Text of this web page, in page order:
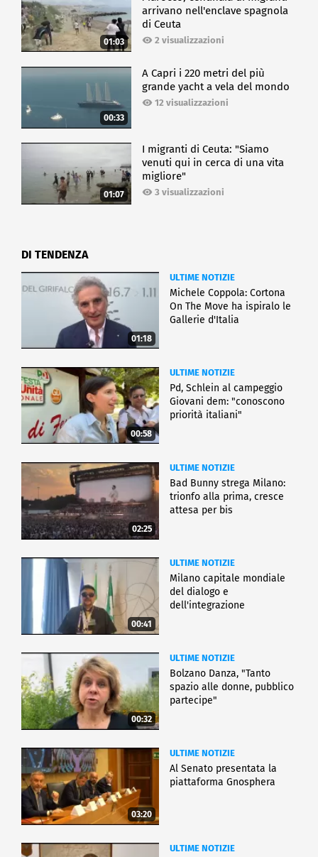
01:03
arrivano nell'enclave spagnola
di Ceuta
2 visualizzazioni
00:33
A Capri i 220 metri del più
grande yacht a vela del mondo
12 visualizzazioni
01:07
I migranti di Ceuta: "Siamo
venuti qui in cerca di una vita
migliore"
3 visualizzazioni
DI TENDENZA
01:18
ULTIME NOTIZIE
Michele Coppola: Cortona
On The Move ha ispiralo le
Gallerie d'Italia
00:58
ULTIME NOTIZIE
Pd, Schlein al campeggio
Giovani dem: "conoscono
priorità italiani"
02:25
ULTIME NOTIZIE
Bad Bunny strega Milano:
trionfo alla prima, cresce
attesa per bis
00:41
ULTIME NOTIZIE
Milano capitale mondiale
del dialogo e
dell'integrazione
00:32
ULTIME NOTIZIE
Bolzano Danza, "Tanto
spazio alle donne, pubblico
partecipe"
03:20
ULTIME NOTIZIE
Al Senato presentata la
piattaforma Gnosphera
ULTIME NOTIZIE